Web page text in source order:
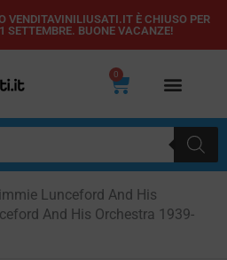
VENDITAVINILIUSATI.IT È CHIUSO PER
SETTEMBRE. BUONE VACANZE!
0
Carrello
Lunceford And His
And His Orchestra 1939-